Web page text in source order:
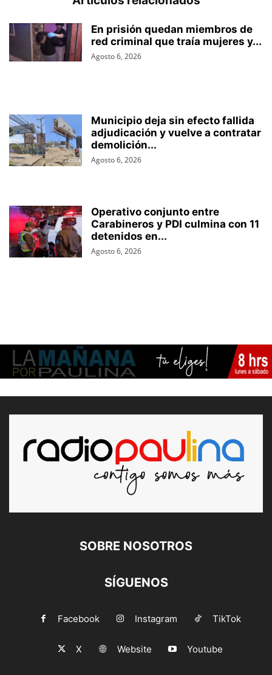
En prisión quedan miembros de
red criminal que traía mujeres y...
Agosto 6, 2026
Municipio deja sin efecto fallida
adjudicación y vuelve a contratar
demolición...
Agosto 6, 2026
Operativo conjunto entre
Carabineros y PDI culmina con 11
detenidos en...
Agosto 6, 2026
SOBRE NOSOTROS
SÍGUENOS
Facebook Instagram TikTok
X Website Youtube